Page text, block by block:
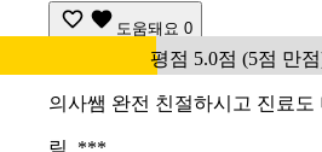
도움돼요 0
평점 5.0점 (5점 만
의사쌤 완전 친절하시고 진료도